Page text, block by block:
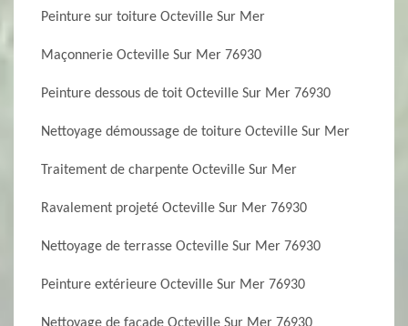
Peinture sur toiture Octeville Sur Mer
Maçonnerie Octeville Sur Mer 76930
Peinture dessous de toit Octeville Sur Mer 76930
Nettoyage démoussage de toiture Octeville Sur Mer
Traitement de charpente Octeville Sur Mer
Ravalement projeté Octeville Sur Mer 76930
Nettoyage de terrasse Octeville Sur Mer 76930
Peinture extérieure Octeville Sur Mer 76930